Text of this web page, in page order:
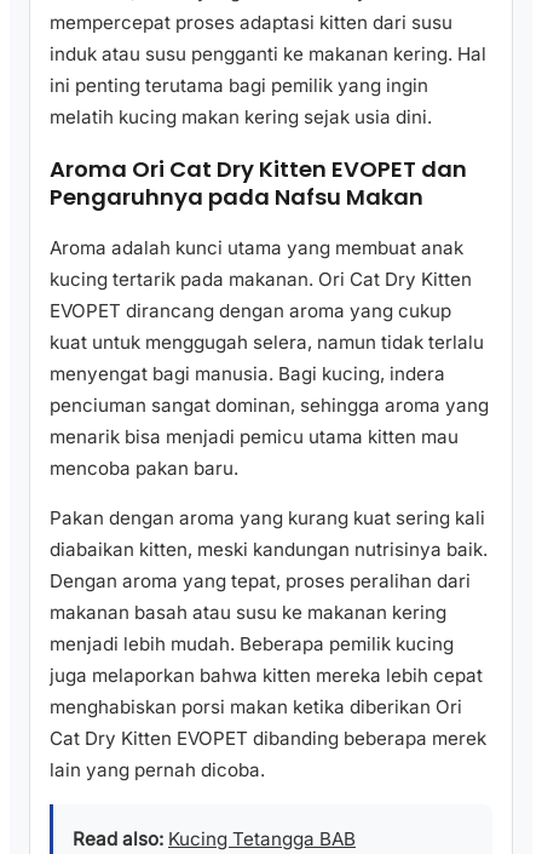
mempercepat proses adaptasi kitten dari susu
induk atau susu pengganti ke makanan kering. Hal
ini penting terutama bagi pemilik yang ingin
melatih kucing makan kering sejak usia dini.
Aroma Ori Cat Dry Kitten EVOPET dan
Pengaruhnya pada Nafsu Makan
Aroma adalah kunci utama yang membuat anak
kucing tertarik pada makanan. Ori Cat Dry Kitten
EVOPET dirancang dengan aroma yang cukup
kuat untuk menggugah selera, namun tidak terlalu
menyengat bagi manusia. Bagi kucing, indera
penciuman sangat dominan, sehingga aroma yang
menarik bisa menjadi pemicu utama kitten mau
mencoba pakan baru.
Pakan dengan aroma yang kurang kuat sering kali
diabaikan kitten, meski kandungan nutrisinya baik.
Dengan aroma yang tepat, proses peralihan dari
makanan basah atau susu ke makanan kering
menjadi lebih mudah. Beberapa pemilik kucing
juga melaporkan bahwa kitten mereka lebih cepat
menghabiskan porsi makan ketika diberikan Ori
Cat Dry Kitten EVOPET dibanding beberapa merek
lain yang pernah dicoba.
Read also: Kucing Tetangga BAB